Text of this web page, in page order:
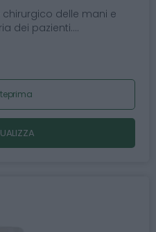
delle mani e
dei pazienti....